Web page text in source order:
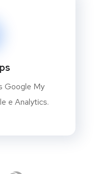
Google My
e Analytics.